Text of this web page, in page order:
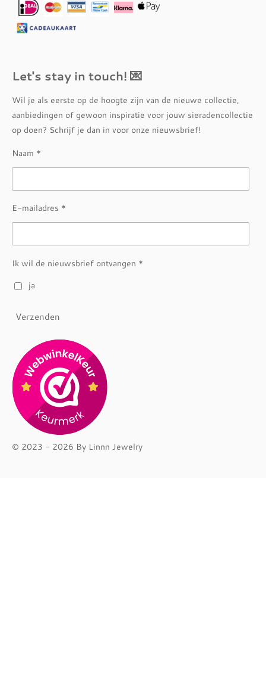
Let's stay in touch! 💌
Wil je als eerste op de hoogte zijn van de nieuwe collectie,
aanbiedingen of gewoon inspiratie voor jouw sieradencollectie
op doen? Schrijf je dan in voor onze nieuwsbrief!
Naam *
E-mailadres *
Ik wil de nieuwsbrief ontvangen *
ja
Verzenden
© 2023 - 2026 By Linnn Jewelry